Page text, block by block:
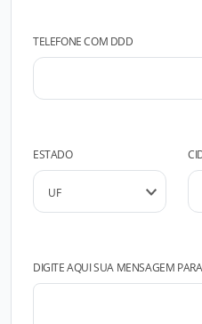
TELEFONE COM DDD
ESTADO
DIGITE AQUI SUA MENSAGEM